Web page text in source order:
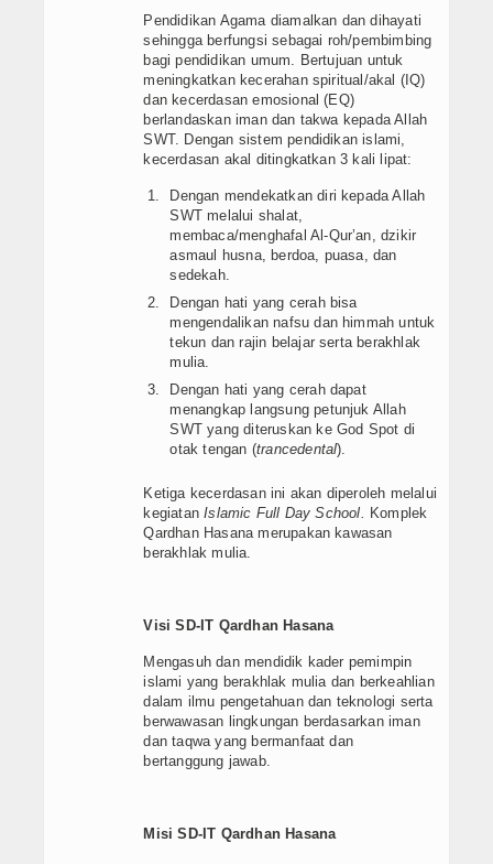
Pendidikan Agama diamalkan dan dihayati
sehingga berfungsi sebagai roh/pembimbing
bagi pendidikan umum. Bertujuan untuk
meningkatkan kecerahan spiritual/akal (IQ)
dan kecerdasan emosional (EQ)
berlandaskan iman dan takwa kepada Allah
SWT. Dengan sistem pendidikan islami,
kecerdasan akal ditingkatkan 3 kali lipat:
Dengan mendekatkan diri kepada Allah
SWT melalui shalat,
membaca/menghafal Al-Qur’an, dzikir
asmaul husna, berdoa, puasa, dan
sedekah.
Dengan hati yang cerah bisa
mengendalikan nafsu dan himmah untuk
tekun dan rajin belajar serta berakhlak
mulia.
Dengan hati yang cerah dapat
menangkap langsung petunjuk Allah
SWT yang diteruskan ke God Spot di
otak tengan (trancedental).
Ketiga kecerdasan ini akan diperoleh melalui
kegiatanIslamic Full Day School. Komplek
Qardhan Hasana merupakan kawasan
berakhlak mulia.
Visi SD-IT Qardhan Hasana
Mengasuh dan mendidik kader pemimpin
islami yang berakhlak mulia dan berkeahlian
dalam ilmu pengetahuan dan teknologi serta
berwawasan lingkungan berdasarkan iman
dan taqwa yang bermanfaat dan
bertanggung jawab.
Misi SD-IT Qardhan Hasana